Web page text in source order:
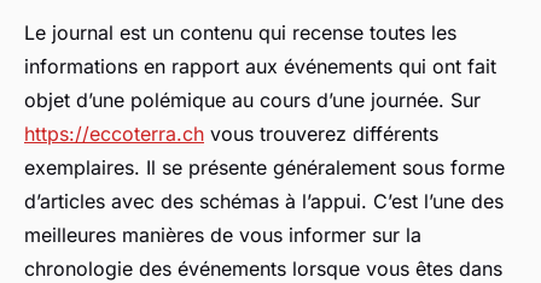
Le journal est un contenu qui recense toutes les
informations en rapport aux événements qui ont fait
objet d’une polémique au cours d’une journée. Sur
https://eccoterra.ch vous trouverez différents
exemplaires. Il se présente généralement sous forme
d’articles avec des schémas à l’appui. C’est l’une des
meilleures manières de vous informer sur la
chronologie des événements lorsque vous êtes dans